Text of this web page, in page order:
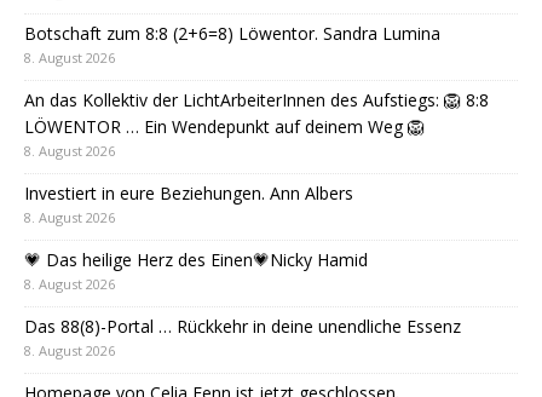
Botschaft zum 8:8 (2+6=8) Löwentor. Sandra Lumina
8. August 2026
An das Kollektiv der LichtArbeiterInnen des Aufstiegs: 🦁 8:8
LÖWENTOR … Ein Wendepunkt auf deinem Weg 🦁
8. August 2026
Investiert in eure Beziehungen. Ann Albers
8. August 2026
💗 Das heilige Herz des Einen💗Nicky Hamid
8. August 2026
Das 88(8)-Portal … Rückkehr in deine unendliche Essenz
8. August 2026